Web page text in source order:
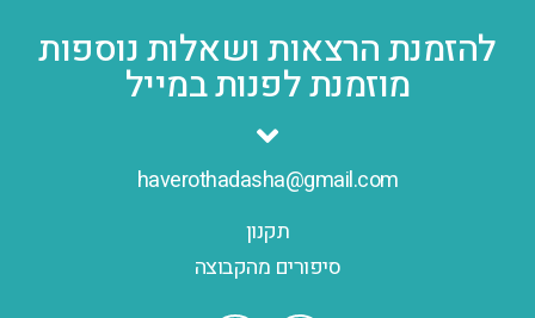
להזמנת הרצאות ושאלות נוספות
מוזמנת לפנות במייל
haverothadasha@gmail.com
תקנון
סיפורים מהקבוצה